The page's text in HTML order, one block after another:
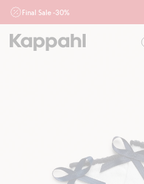
Final Sale -30%
działu outlet do 10.8 w sklepach
nie łączymy